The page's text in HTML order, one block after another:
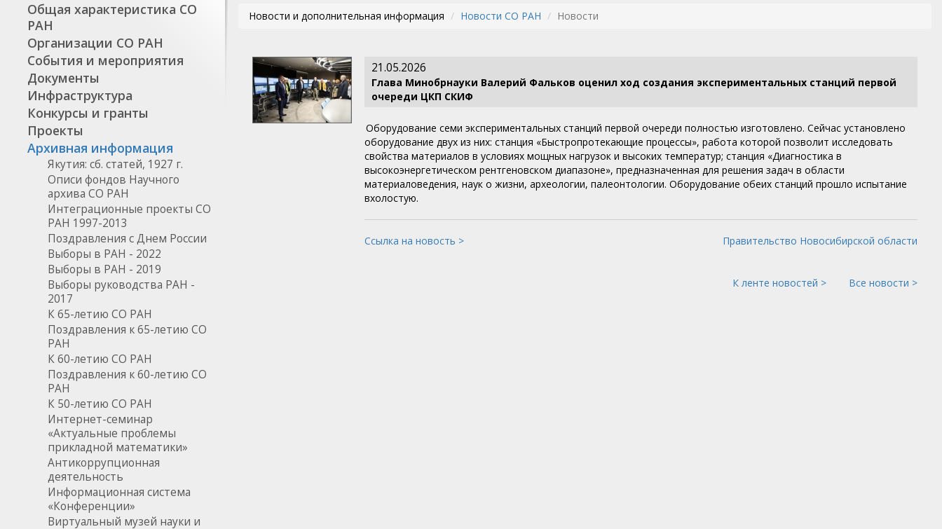
Общая характеристика СО
РАН
Организации СО РАН
События и мероприятия
Документы
Инфраструктура
Конкурсы и гранты
Проекты
Архивная информация
Якутия: сб. статей, 1927 г.
Описи фондов Научного
архива СО РАН
Интеграционные проекты СО
РАН 1997-2013
Поздравления с Днем России
Выборы в РАН - 2022
Выборы в РАН - 2019
Выборы руководства РАН -
2017
К 65-летию СО РАН
Поздравления к 65-летию СО
РАН
К 60-летию СО РАН
Поздравления к 60-летию СО
РАН
К 50-летию СО РАН
Интернет-семинар
«Актуальные проблемы
прикладной математики»
Антикоррупционная
деятельность
Информационная система
«Конференции»
Виртуальный музей науки и
Новости и дополнительная информация Новости СО РАН Новости
21.05.2026
Глава Минобрнауки Валерий Фальков оценил ход создания экспериментальных станций первой
очереди ЦКП СКИФ
Оборудование семи экспериментальных станций первой очереди полностью изготовлено. Сейчас установлено
оборудование двух из них: станция «Быстропротекающие процессы», работа которой позволит исследовать
свойства материалов в условиях мощных нагрузок и высоких температур; станция «Диагностика в
высокоэнергетическом рентгеновском диапазоне», предназначенная для решения задач в области
материаловедения, наук о жизни, археологии, палеонтологии. Оборудование обеих станций прошло испытание
вхолостую.
Ссылка на новость > Правительство Новосибирской области
К ленте новостей > Все новости >